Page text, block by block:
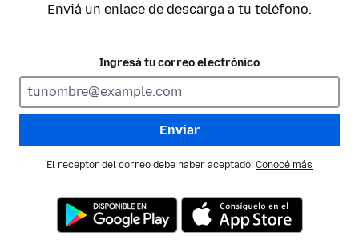
Enviá un enlace de descarga a tu teléfono.
Ingresá tu correo electrónico
Enviar
El receptor del correo debe haber aceptado. Conocé más